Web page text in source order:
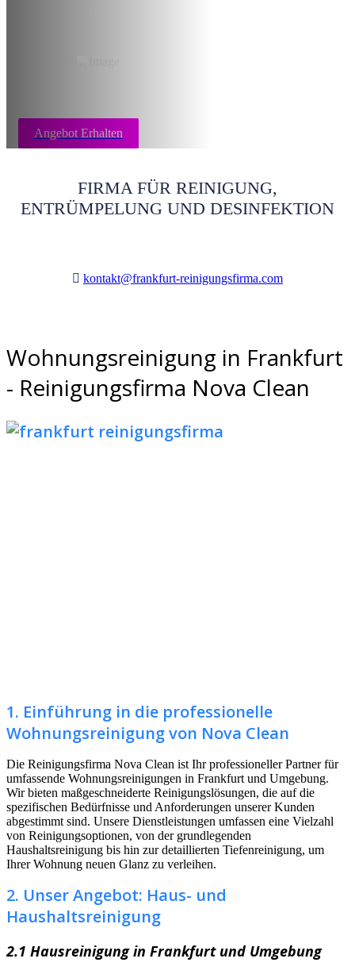
Angebot Erhalten
FIRMA FÜR REINIGUNG,
ENTRÜMPELUNG UND DESINFEKTION
kontakt@frankfurt-reinigungsfirma.com
Wohnungsreinigung in Frankfurt
- Reinigungsfirma Nova Clean
1. Einführung in die professionelle
Wohnungsreinigung von Nova Clean
Die Reinigungsfirma Nova Clean ist Ihr professioneller Partner für
umfassende Wohnungsreinigungen in Frankfurt und Umgebung.
Wir bieten maßgeschneiderte Reinigungslösungen, die auf die
spezifischen Bedürfnisse und Anforderungen unserer Kunden
abgestimmt sind. Unsere Dienstleistungen umfassen eine Vielzahl
von Reinigungsoptionen, von der grundlegenden
Haushaltsreinigung bis hin zur detaillierten Tiefenreinigung, um
Ihrer Wohnung neuen Glanz zu verleihen.
2. Unser Angebot: Haus- und
Haushaltsreinigung
2.1 Hausreinigung in Frankfurt und Umgebung